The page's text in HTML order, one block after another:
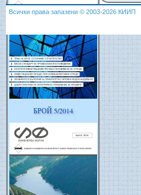
БРОЙ 5/2014
Всички права запазени © 2003-2026 КИИП